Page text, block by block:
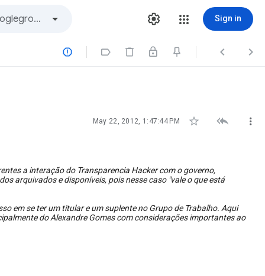
Sign in
   
May 22, 2012, 1:47:44 PM   
a interação do Transparencia Hacker com o governo,
arquivados e disponíveis, pois nesse caso "vale o que está
em se ter um titular e um suplente no Grupo de Trabalho. Aqui
do Alexandre Gomes com considerações importantes ao